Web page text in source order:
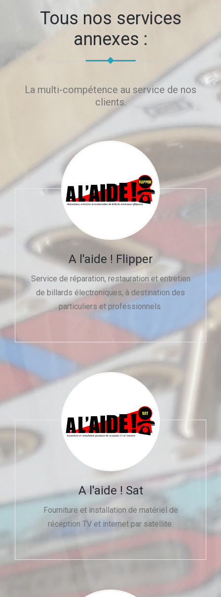
Tous nos services
annexes :
La multi-compétence au service de nos
clients.
A l'aide ! Flipper
Service de réparation, restauration et entretien
de billards électroniques, à destination des
particuliers et professionnels.
A l'aide ! Sat
Fourniture et installation de matériel de
réception TV et internet par satellite.